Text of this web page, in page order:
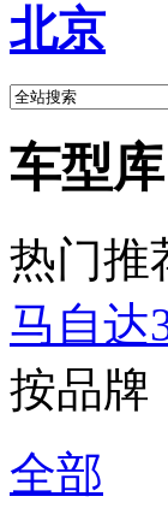
北京
车型库
热门推
马自达
按品牌
全部